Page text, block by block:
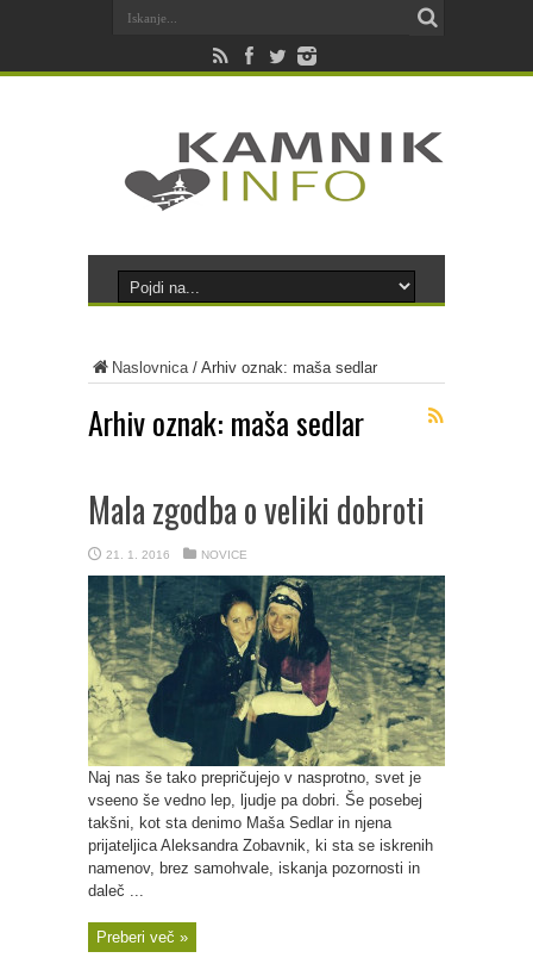
Naslovnica/ Arhiv oznak: maša sedlar
Arhiv oznak: maša sedlar
Mala zgodba o veliki dobroti
21. 1. 2016 NOVICE
Naj nas še tako prepričujejo v nasprotno, svet je
vseeno še vedno lep, ljudje pa dobri. Še posebej
takšni, kot sta denimo Maša Sedlar in njena
prijateljica Aleksandra Zobavnik, ki sta se iskrenih
namenov, brez samohvale, iskanja pozornosti in
daleč ...
Preberi več »